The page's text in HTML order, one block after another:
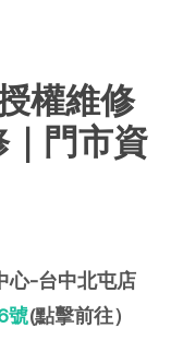
權維修
｜門市資
心-台中北屯店
號(點擊前往）